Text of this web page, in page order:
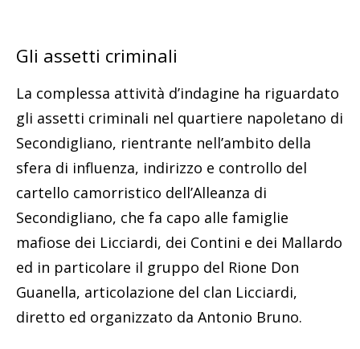
Gli assetti criminali
La complessa attività d’indagine ha riguardato
gli assetti criminali nel quartiere napoletano di
Secondigliano, rientrante nell’ambito della
sfera di influenza, indirizzo e controllo del
cartello camorristico dell’Alleanza di
Secondigliano, che fa capo alle famiglie
mafiose dei Licciardi, dei Contini e dei Mallardo
ed in particolare il gruppo del Rione Don
Guanella, articolazione del clan Licciardi,
diretto ed organizzato da Antonio Bruno.